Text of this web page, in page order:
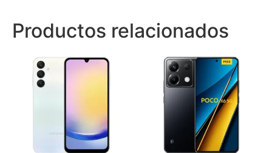
Productos relacionados